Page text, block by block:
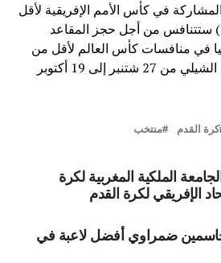
في كأس الأمم الإفريقية لأقل
من 20 سنة (مصر 2025) ستتنافس من أجل حجز المقاعد
في منافسات كأس العالم لأقل من
20 سنة، التي ستقام في الشيلي من 27 شتنبر إلى 19 أكتوبر
كرة القدم منتخب
الملكية المغربية لكرة
الإفريقي لكرة القدم
جاسمين ضمراوي أفضل لاعبة في